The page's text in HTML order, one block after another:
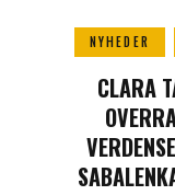
NYHEDER
CLARA